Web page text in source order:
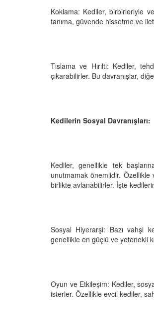
Koklama: Kediler, birbirleriyle
tanıma, güvende hissetme ve
Tıslama ve Hırıltı: Kediler,
çıkarabilirler. Bu davranışlar,
Kedilerin Sosyal Davranışları:
Kediler, genellikle tek
unutmamak önemlidir.
birlikte avlanabilirler. İşte
Sosyal Hiyerarşi: Bazı vahşi
genellikle en güçlü ve yetenekli
Oyun ve Etkileşim: Kediler,
isterler. Özellikle evcil kediler,